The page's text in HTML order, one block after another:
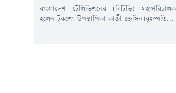
বাংলাদেশ টেলিভিশনের (বিটিভি) মহাপরিচালক
হলেন টকশো উপস্থাপিকা কাজী জেসিন।বৃহস্পতিবার